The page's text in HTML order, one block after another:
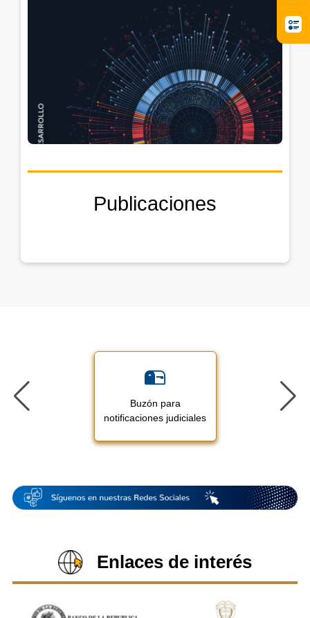
Publicaciones
Buzón para
notificaciones judiciales
Enlaces de interés